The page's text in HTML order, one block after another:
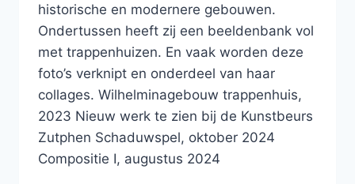
historische en modernere gebouwen.
Ondertussen heeft zij een beeldenbank vol
met trappenhuizen. En vaak worden deze
foto’s verknipt en onderdeel van haar
collages. Wilhelminagebouw trappenhuis,
2023 Nieuw werk te zien bij de Kunstbeurs
Zutphen Schaduwspel, oktober 2024
Compositie I, augustus 2024